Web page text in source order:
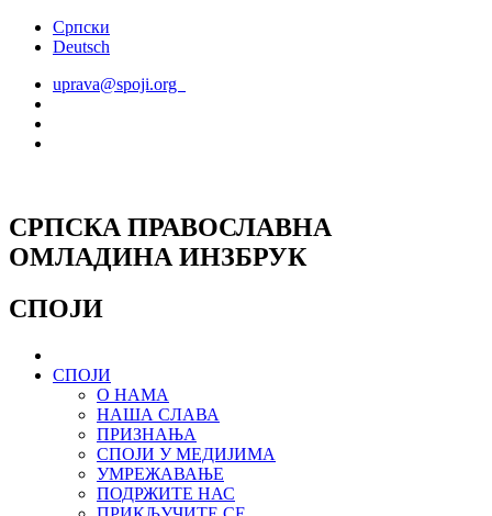
СкочитеСрпски
Deutsch
uprava@spoji.org
СРПСКА ПРАВОСЛАВНА
ОМЛАДИНА ИНЗБРУК
СПОЈИ
СПОЈИ
О НАМА
НАША СЛАВА
ПРИЗНАЊА
СПОЈИ У МЕДИЈИМА
УМРЕЖАВАЊЕ
ПОДРЖИТЕ НАС